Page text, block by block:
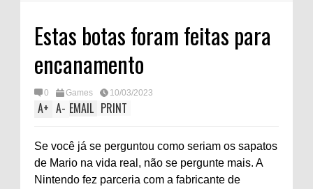
Estas botas foram feitas para
encanamento
0 Games 10/03/2023
A+ A- EMAIL PRINT
Se você já se perguntou como seriam os sapatos
de Mario na vida real, não se pergunte mais. A
Nintendo fez parceria com a fabricante de